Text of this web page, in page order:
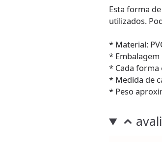
Esta forma
utilizados.
* Material:
*
* Cada forma
* Medida de
* Peso